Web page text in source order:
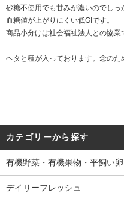
砂糖不使用でも甘みが濃いのでしっ
血糖値が上がりにくい低GIです。
商品小分けは社会福祉法人との協業
ヘタと種が入っております。念のた
カテゴリーから探す
有機野菜・有機果物・平飼い卵
デイリーフレッシュ